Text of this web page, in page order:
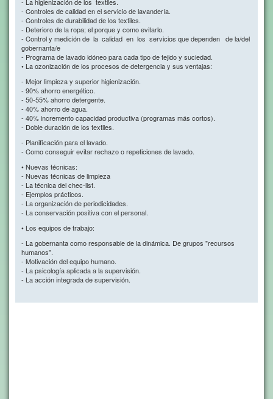
- Controles de calidad en el servicio de lavandería.
- Controles de durabilidad de los textiles.
- Deterioro de la ropa; el porque y como evitarlo.
- Control y medición de la calidad en los servicios que dependen de la/del
gobernanta/e
- Programa de lavado idóneo para cada tipo de tejido y suciedad.
• La ozonización de los procesos de detergencia y sus ventajas:
- Mejor limpieza y superior higienización.
- 90% ahorro energético.
- 50-55% ahorro detergente.
- 40% ahorro de agua.
- 40% incremento capacidad productiva (programas más cortos).
- Doble duración de los textiles.
- Planificación para el lavado.
- Como conseguir evitar rechazo o repeticiones de lavado.
• Nuevas técnicas:
- Nuevas técnicas de limpieza
- La técnica del chec-list.
- Ejemplos prácticos.
- La organización de periodicidades.
- La conservación positiva con el personal.
• Los equipos de trabajo:
- La gobernanta como responsable de la dinámica. De grupos "recursos
humanos".
- Motivación del equipo humano.
- La psicología aplicada a la supervisión.
- La acción integrada de supervisión.